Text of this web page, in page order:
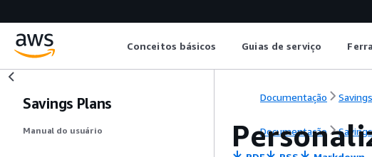
Conceitos básicos Guias de serviço
Savings Plans
Manual do usuário
Documentação
Documentação